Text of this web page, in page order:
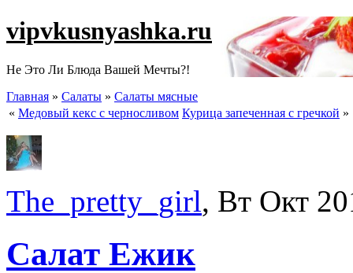
vipvkusnyashka.ru
Не Это Ли Блюда Вашей Мечты?!
Главная » Салаты » Салаты мясные
« Медовый кекс с черносливом Курица запеченная с гречкой »
The_pretty_girl, Вт Окт
Салат Ежик